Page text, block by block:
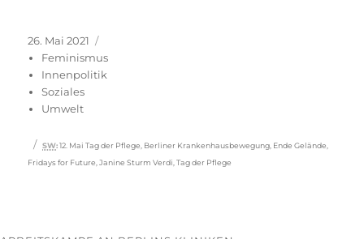
Veröffentlicht
am
26. Mai 2021
Feminismus
Innenpolitik
Soziales
Umwelt
Schlagwörter
SW: 12. Mai Tag der Pflege Berliner Krankenhausbewegung Ende Gelände
Fridays for Future ,Janine Sturm Verdi ,Tag der Pflege